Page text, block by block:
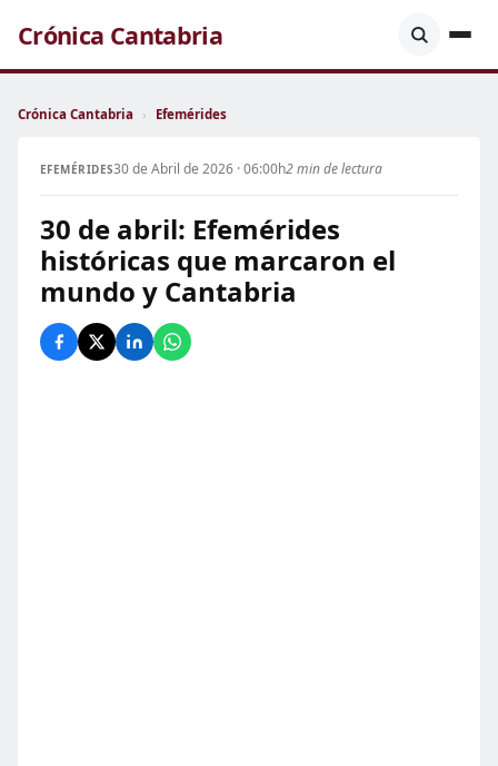
Crónica Cantabria
Crónica Cantabria › Efemérides
EFEMÉRIDES30 de Abril de 2026 · 06:00h2 min de lectura
30 de abril: Efemérides
históricas que marcaron el
mundo y Cantabria